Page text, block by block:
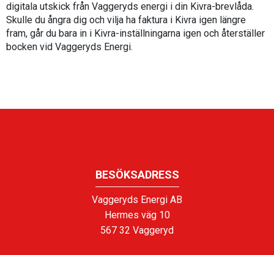
digitala utskick från Vaggeryds energi i din Kivra-brevlåda.
Skulle du ångra dig och vilja ha faktura i Kivra igen längre
fram, går du bara in i Kivra-inställningarna igen och återställer
bocken vid Vaggeryds Energi.
BESÖKSADRESS
Vaggeryds Energi AB
Hermes väg 10
567 32 Vaggeryd